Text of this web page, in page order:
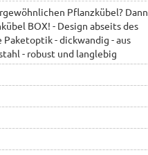
Pflanzkübel? Dann
BOX! - Design abseits des
- dickwandig - aus
- robust und langlebig